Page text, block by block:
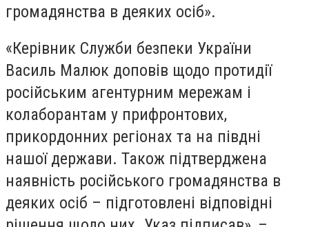
громадянства в деяких осіб».
«Керівник Служби безпеки України
Василь Малюк доповів щодо протидії
російським агентурним мережам і
колаборантам у прифронтових,
прикордонних регіонах та на півдні
нашої держави. Також підтверджена
наявність російського громадянства в
деяких осіб – підготовлені відповідні